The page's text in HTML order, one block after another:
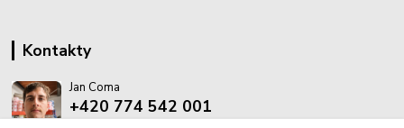
Kontakty
Jan Coma
+420 774 542 001